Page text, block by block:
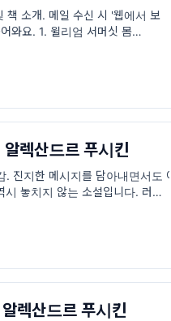
책 소개. 메일 수신 시 '웹에서 보
와요. 1. 윌리엄 서머싯 몸
렉산드르 푸시킨
진지한 메시지를 담아내면서도 어
놓치지 않는 소설입니다. 러시아
렉산드르 푸시킨